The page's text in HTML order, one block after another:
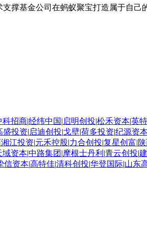
撑基金公司在蚂蚁聚宝打造属于自
科招商|经纬中国| 启明创投|松禾资本|英
盛投资| 启迪创投|戈壁|荷多投资|纪源资
江投资|元禾控股|力合创投|复星创富|
域资本|中路集团 |摩根士丹利 |青云创投|
信资本|高特佳|清科创投|华登国际|山东